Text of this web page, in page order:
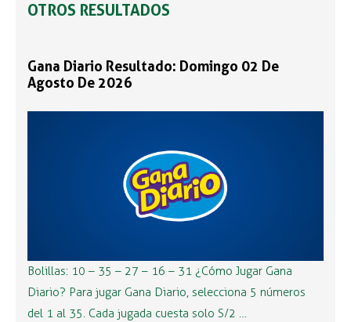
OTROS RESULTADOS
Gana Diario Resultado: Domingo 02 De
Agosto De 2026
Bolillas: 10 – 35 – 27 – 16 – 31 ¿Cómo Jugar Gana
Diario? Para jugar Gana Diario, selecciona 5 números
del 1 al 35. Cada jugada cuesta solo S/2 …